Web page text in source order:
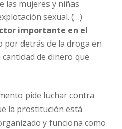
las mujeres y niñas
sexual. (…)
importante en el
por detrás de la droga en
de dinero que
pide luchar contra
la prostitución está
y funciona como